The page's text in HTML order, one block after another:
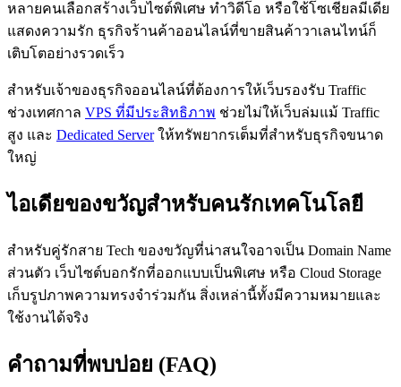
หลายคนเลือกสร้างเว็บไซต์พิเศษ ทำวิดีโอ หรือใช้โซเชียลมีเดีย
แสดงความรัก ธุรกิจร้านค้าออนไลน์ที่ขายสินค้าวาเลนไทน์ก็
เติบโตอย่างรวดเร็ว
สำหรับเจ้าของธุรกิจออนไลน์ที่ต้องการให้เว็บรองรับ Traffic
ช่วงเทศกาล VPS ที่มีประสิทธิภาพ ช่วยไม่ให้เว็บล่มแม้ Traffic
สูง และ Dedicated Serverให้ทรัพยากรเต็มที่สำหรับธุรกิจขนาด
ใหญ่
ไอเดียของขวัญสำหรับคนรักเทคโนโลยี
สำหรับคู่รักสาย Tech ของขวัญที่น่าสนใจอาจเป็น Domain Name
ส่วนตัว เว็บไซต์บอกรักที่ออกแบบเป็นพิเศษ หรือ Cloud Storage
เก็บรูปภาพความทรงจำร่วมกัน สิ่งเหล่านี้ทั้งมีความหมายและ
ใช้งานได้จริง
คำถามที่พบบ่อย (FAQ)